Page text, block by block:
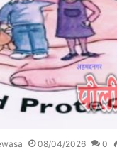
08/04/2026 0